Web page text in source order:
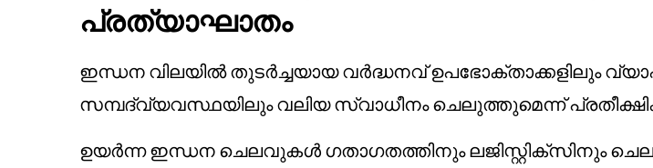
പ്രത്യാഘാതം
ഇന്ധന വിലയിൽ തുടർച്ചയായ വർദ്ധനവ് ഉപഭോക്താക്കളിലും
സമ്പദ്‌വ്യവസ്ഥയിലും വലിയ സ്വാധീനം ചെലുത്തുമെന്ന്
ഉയർന്ന ഇന്ധന ചെലവുകൾ ഗതാഗതത്തിനും ലജിസ്റ്റിക്സിനും